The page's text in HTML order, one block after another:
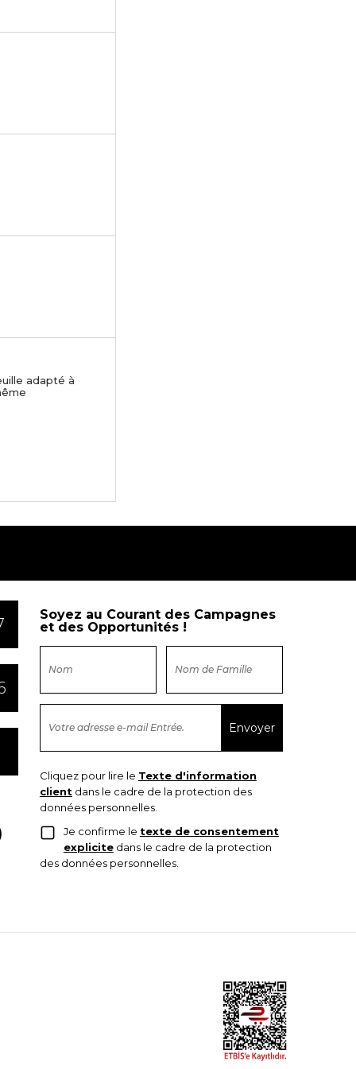
adapté à
Soyez au Courant des Campagnes
et des Opportunités !
Cliquez pour lire le Texte d'information
clientdans le cadre de la protection des
données personnelles.
Je confirme le texte de consentement
explicitedans le cadre de la protection
des données personnelles.